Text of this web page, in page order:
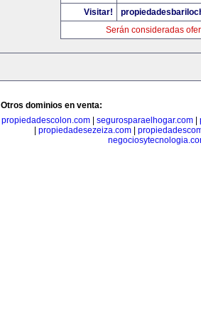
Visitar!
Serán consideradas
Otros dominios en venta:
propiedadescolon.com| segurosparaelhogar.com|
propiedadesezeiza.com